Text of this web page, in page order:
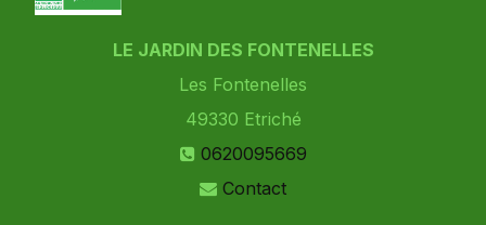
LE JARDIN DES FONTENELLES
Les Fontenelles
49330 Etriché
0620095669
Contact